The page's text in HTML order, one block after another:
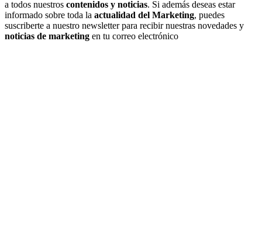
a todos nuestros contenidos y noticias. Si además deseas estar
informado sobre toda la actualidad del Marketing, puedes
suscriberte a nuestro newsletter para recibir nuestras novedades y
noticias de marketing en tu correo electrónico